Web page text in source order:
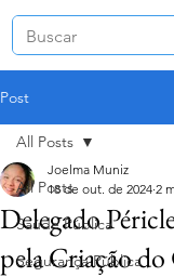
Post
All Posts
Saúde Pública
Segurança Pública
All Posts
Delegado
pela Criação
Joelma Muniz
18 de out. de 2024 2